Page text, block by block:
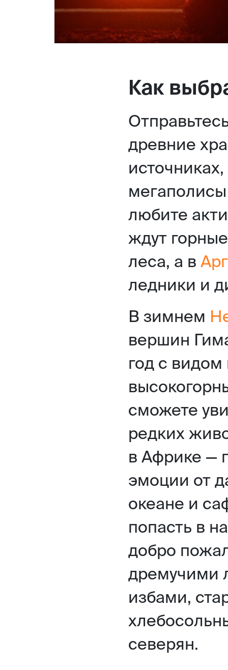
Как
древние
любите
ждут
леса, а в
ледники и
В зимнем
вершин
год с
сможете
редких
в Африке —
эмоции от
океане и
попасть в
добро
дремучими
избами,
северян.